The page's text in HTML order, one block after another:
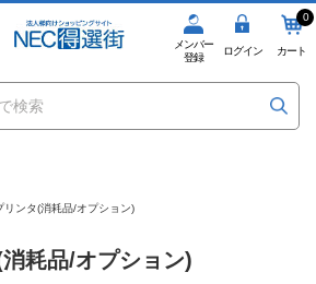
メンバー
登録
ログイン
0
カート
リンタ(消耗品/オプション)
耗品/オプション)